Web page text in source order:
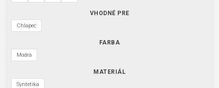
VHODNÉ PRE
Chlapec
FARBA
Modrá
MATERIÁL
Syntetika